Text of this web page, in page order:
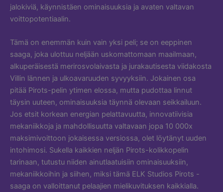
jalokiviä, käynnistäen ominaisuuksia ja avaten valtavan
voittopotentiaalin.
Tämä on enemmän kuin vain yksi peli; se on eeppinen
saaga, joka ulottuu neljään uskomattomaan maailmaan,
alkuperäisestä merirosvolaivasta ja jurakautisesta viidakosta
Villin lännen ja ulkoavaruuden syvyyksiin. Jokainen osa
pitää Pirots-pelin ytimen elossa, mutta pudottaa linnut
täysin uuteen, ominaisuuksia täynnä olevaan seikkailuun.
Jos etsit korkean energian pelattavuutta, innovatiivisia
mekaniikkoja ja mahdollisuutta valtavaan jopa 10 000x
maksimivoittoon jokaisessa versiossa, olet löytänyt uuden
intohimosi. Sukella kaikkien neljän Pirots-kolikkopelin
tarinaan, tutustu niiden ainutlaatuisiin ominaisuuksiin,
mekaniikkoihin ja siihen, miksi tämä ELK Studios Pirots -
saaga on valloittanut pelaajien mielikuvituksen kaikkialla.